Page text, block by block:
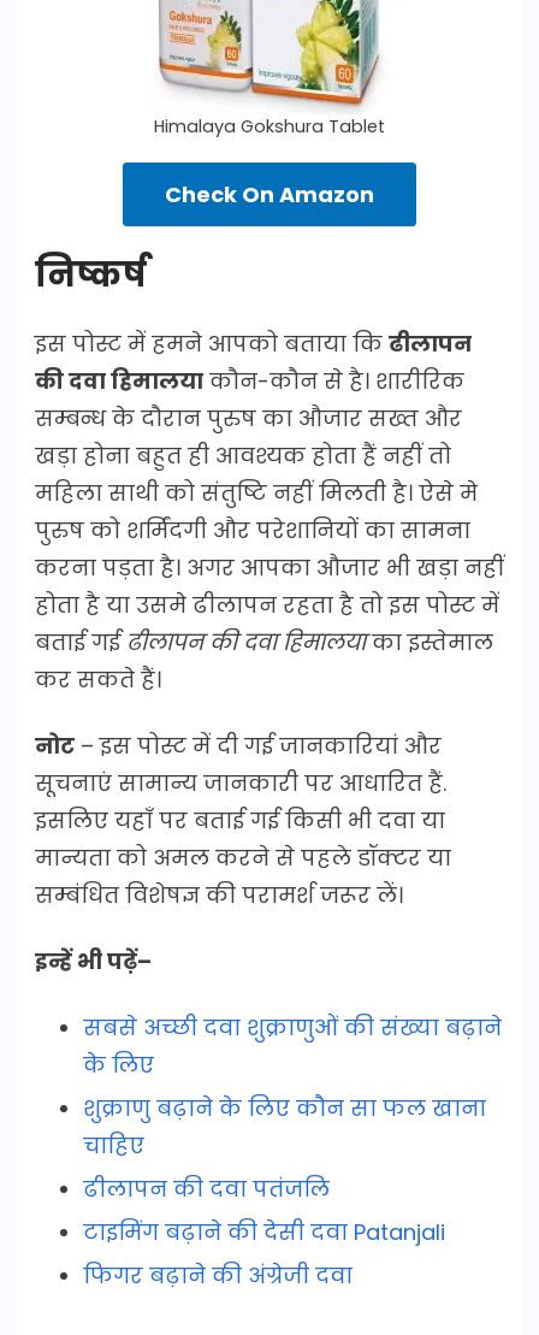
Himalaya Gokshura Tablet
Check On Amazon
निष्कर्ष
इस पोस्ट में हमने आपको बताया कि ढीलापन
की दवा हिमालया कौन-कौन से है। शारीरिक
सम्बन्ध के दौरान पुरुष का औजार सख्त और
खड़ा होना बहुत ही आवश्यक होता हैं नहीं तो
महिला साथी को संतुष्टि नहीं मिलती है। ऐसे मे
पुरुष को शर्मिंदगी और परेशानियों का सामना
करना पड़ता है। अगर आपका औजार भी खड़ा नहीं
होता है या उसमे ढीलापन रहता है तो इस पोस्ट में
बताई गईढीलापन की दवा हिमालयाका इस्तेमाल
कर सकते हैं।
नोट – इस पोस्ट में दी गई जानकारियां और
सूचनाएं सामान्य जानकारी पर आधारित हैं.
इसलिए यहाँ पर बताई गई किसी भी दवा या
मान्यता को अमल करने से पहले डॉक्टर या
सम्बंधित विशेषज्ञ की परामर्श जरूर लें।
इन्हें भी पढ़ें–
सबसे अच्छी दवा शुक्राणुओं की संख्या बढ़ाने
के लिए
शुक्राणु बढ़ाने के लिए कौन सा फल खाना
चाहिए
ढीलापन की दवा पतंजलि
टाइमिंग बढ़ाने की देसी दवा Patanjali
फिगर बढ़ाने की अंग्रेजी दवा